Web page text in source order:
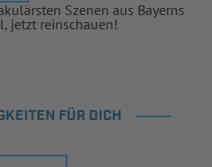
Szenen aus Bayerns
jetzt reinschauen!
FÜR DICH